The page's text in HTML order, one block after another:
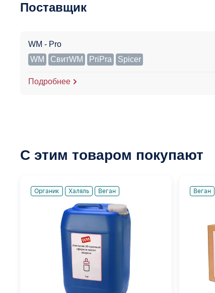
Поставщик
WM - Pro
WM
СвитWM PriPra Spicer
Подробнее
С этим товаром покупают
Органик Халяль Веган Веган